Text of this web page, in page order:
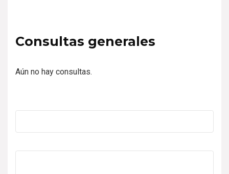
Consultas generales
Aún no hay consultas.